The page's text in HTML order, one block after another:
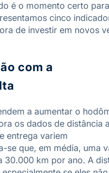
é o momento certo
cinco
de investir em novos
com a
a aumentar o
os dados de distância
entrega variem
se que, em média, uma
30.000 km por ano. A